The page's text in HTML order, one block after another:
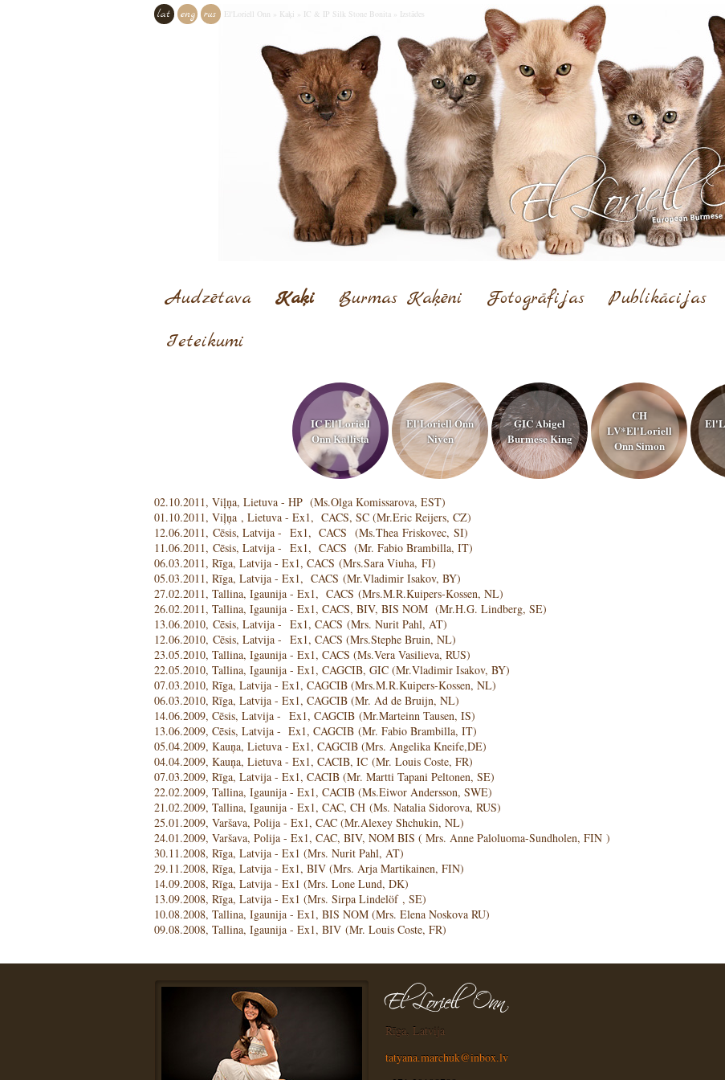
lat eng rus El'Loriell Onn Kaķi IC & IP Silk Stone Bonita Izstādes
Audzētava Kaķi Burmas Kaķēni Fotogrāfijas Publikācijas
Ieteikumi
IC El'Loriell
Onn Kallista
El'Loriell Onn
Niven
GIC Abigel
Burmese King
CH
LV*El'Loriell
Onn Simon
02.10.2011, Viļņa, Lietuva - HP (Ms.Olga Komissarova, EST)
01.10.2011, Viļņa , Lietuva - Ex1, CACS, SC (Mr.Eric Reijers, CZ)
12.06.2011, Cēsis, Latvija - Ex1, CACS (Ms.Thea Friskovec, SI)
11.06.2011, Cēsis, Latvija - Ex1, CACS (Mr. Fabio Brambilla, IT)
06.03.2011, Rīga, Latvija - Ex1, CACS (Mrs.Sara Viuha, FI)
05.03.2011, Rīga, Latvija - Ex1, CACS (Mr.Vladimir Isakov, BY)
27.02.2011, Tallina, Igaunija - Ex1, CACS (Mrs.M.R.Kuipers-Kossen, NL)
26.02.2011, Tallina, Igaunija - Ex1, CACS, BIV, BIS NOM (Mr.H.G. Lindberg, SE)
13.06.2010, Cēsis, Latvija - Ex1, CACS (Mrs. Nurit Pahl, AT)
12.06.2010, Cēsis, Latvija - Ex1, CACS (Mrs.Stephe Bruin, NL)
23.05.2010, Tallina, Igaunija - Ex1, CACS (Ms.Vera Vasilieva, RUS)
22.05.2010, Tallina, Igaunija - Ex1, CAGCIB, GIC (Mr.Vladimir Isakov, BY)
07.03.2010, Rīga, Latvija - Ex1, CAGCIB (Mrs.M.R.Kuipers-Kossen, NL)
06.03.2010, Rīga, Latvija - Ex1, CAGCIB (Mr. Ad de Bruijn, NL)
14.06.2009, Cēsis, Latvija - Ex1, CAGCIB (Mr.Marteinn Tausen, IS)
13.06.2009, Cēsis, Latvija - Ex1, CAGCIB (Mr. Fabio Brambilla, IT)
05.04.2009, Kauņa, Lietuva - Ex1, CAGCIB (Mrs. Angelika Kneife,DE)
04.04.2009, Kauņa, Lietuva - Ex1, CACIB, IC (Mr. Louis Coste, FR)
07.03.2009, Rīga, Latvija - Ex1, CACIB (Mr. Martti Tapani Peltonen, SE)
22.02.2009, Tallina, Igaunija - Ex1, CACIB (Ms.Eiwor Andersson, SWE)
21.02.2009, Tallina, Igaunija - Ex1, CAC, CH (Ms. Natalia Sidorova, RUS)
25.01.2009, Varšava, Polija - Ex1, CAC (Mr.Alexey Shchukin, NL)
24.01.2009, Varšava, Polija - Ex1, CAC, BIV, NOM BIS ( Mrs. Anne Paloluoma-Sundholen, FIN )
30.11.2008, Rīga, Latvija - Ex1 (Mrs. Nurit Pahl, AT)
29.11.2008, Rīga, Latvija - Ex1, BIV (Mrs. Arja Martikainen, FIN)
14.09.2008, Rīga, Latvija - Ex1 (Mrs. Lone Lund, DK)
13.09.2008, Rīga, Latvija - Ex1 (Mrs. Sirpa Lindelöf , SE)
10.08.2008, Tallina, Igaunija - Ex1, BIS NOM (Mrs. Elena Noskova RU)
09.08.2008, Tallina, Igaunija - Ex1, BIV (Mr. Louis Coste, FR)
Rīga, Latvija
tatyana.marchuk@inbox.lv